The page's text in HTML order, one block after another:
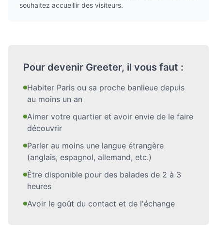
souhaitez accueillir des visiteurs.
Pour devenir Greeter, il vous faut :
Habiter Paris ou sa proche banlieue depuis
au moins un an
Aimer votre quartier et avoir envie de le faire
découvrir
Parler au moins une langue étrangère
(anglais, espagnol, allemand, etc.)
Être disponible pour des balades de 2 à 3
heures
Avoir le goût du contact et de l'échange